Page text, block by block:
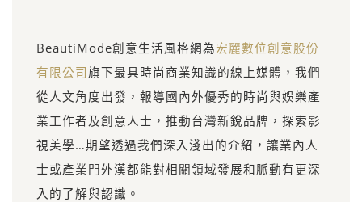
BeautiMode創意生活風格網為宏麗數位創意股份
有限公司旗下最具時尚商業知識的線上媒體，我們
從人文角度出發，報導國內外優秀的時尚與娛樂產
業工作者及創意人士，推動台灣新銳品牌，探索影
視美學…期望透過我們深入淺出的介紹，讓業內人
士或產業門外漢都能對相關領域發展和脈動有更深
入的了解與認識。